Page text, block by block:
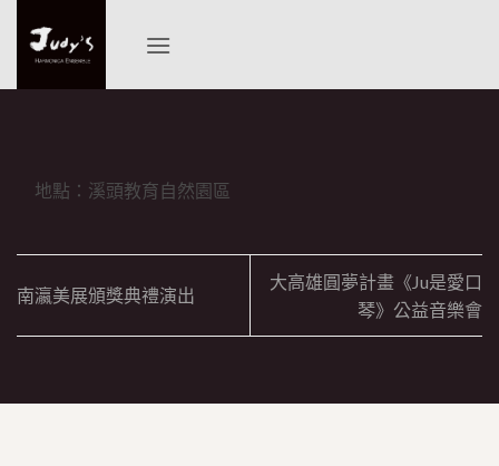
content
地點：溪頭教育自然園區
南瀛美展頒獎典禮演出
大高雄圓夢計畫《Ju是愛口
琴》公益音樂會